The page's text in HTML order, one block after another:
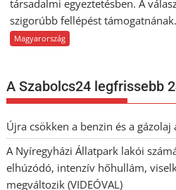
társadalmi egyeztetésben. A
szigorúbb fellépést
Magyarország
A Szabolcs24 legfrissebb
Újra csökken a benzin és a gázolaj
A Nyíregyházi Állatpark lakói
elhúzódó, intenzív hőhullám,
megváltozik (VIDEÓVAL)